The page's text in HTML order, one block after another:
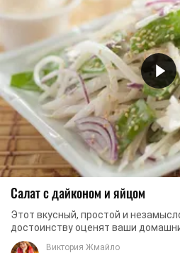
Салат с дайконом и яйцом
Этот вкусный, простой и
достоинству оценят ваши
отлично сочетаются между собой
Виктория Жмайло